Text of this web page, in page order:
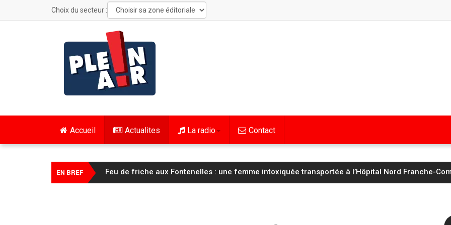
Choix du secteur :
Accueil Actualites La radio Contact
EN BREF FC Sochaux Montbéliard : Vincent Hognon lucide avant d’affronter un Saint‑Étienne « taillé